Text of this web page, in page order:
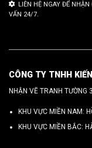
LIÊN HỆ NGAY ĐỂ
VẤN 24/7.
CÔNG TY TNHH
NHẬN VẼ TRANH TƯỜNG
KHU VỰC MIỀN NAM:
KHU VỰC MIỀN BẮC: